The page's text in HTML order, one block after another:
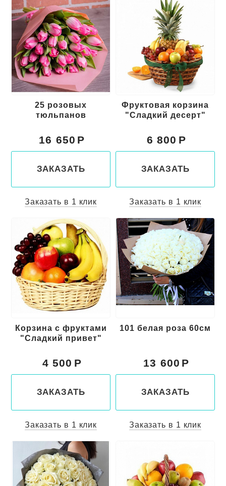
25 розовых
тюльпанов
16 650
ЗАКАЗАТЬ
Заказать в 1 клик
Фруктовая корзина
"Сладкий десерт"
6 800
ЗАКАЗАТЬ
Заказать в 1 клик
Корзина с фруктами
"Сладкий привет"
4 500
ЗАКАЗАТЬ
Заказать в 1 клик
101 белая роза 60см
13 600
ЗАКАЗАТЬ
Заказать в 1 клик